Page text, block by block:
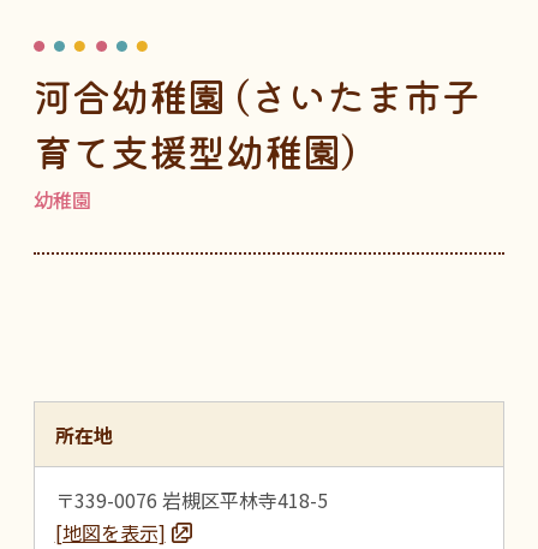
河合幼稚園 (さいたま市子
育て支援型幼稚園）
幼稚園
所在地
〒339-0076 岩槻区平林寺418-5
[地図を表示]